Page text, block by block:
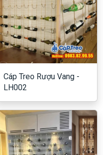
Cáp Treo Rượu Vang -
LH002